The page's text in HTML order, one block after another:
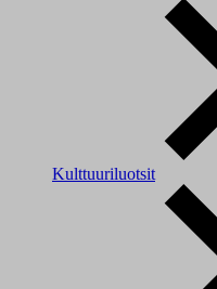
Kulttuuriluotsit